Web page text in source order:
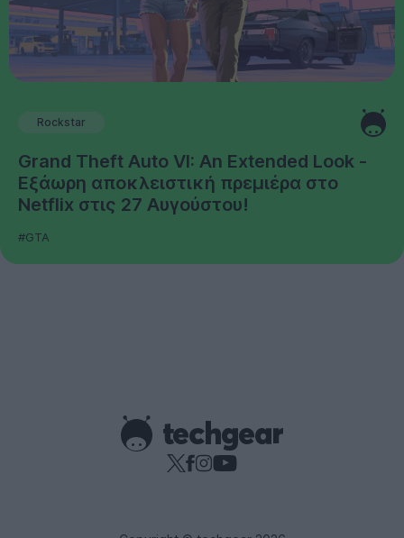
Rockstar
Grand Theft Auto VI: An Extended Look -
Εξάωρη αποκλειστική πρεμιέρα στο
Netflix στις 27 Αυγούστου!
#GTA